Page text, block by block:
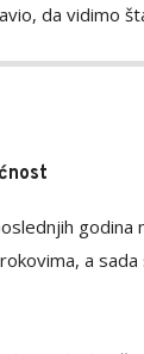
da vidimo
godina
a